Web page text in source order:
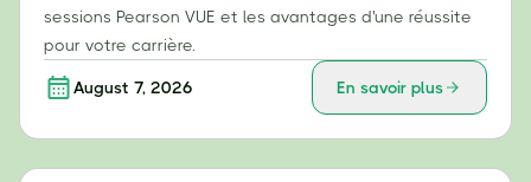
sessions Pearson VUE et les avantages d'une réussite
pour votre carrière.
August 7, 2026 En savoir plus